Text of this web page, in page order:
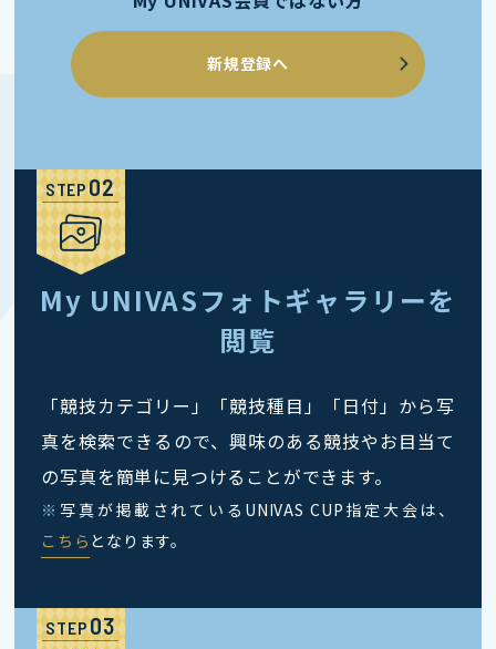
新規登録へ
STEP
My UNIVASフォトギャラリーを
閲覧
「競技カテゴリー」「競技種目」「日付」から写
真を検索できるので、興味のある競技やお目当て
の写真を簡単に見つけることができます。
※ 写真が掲載されているUNIVAS CUP指定大会は、
こちら となります。
STEP